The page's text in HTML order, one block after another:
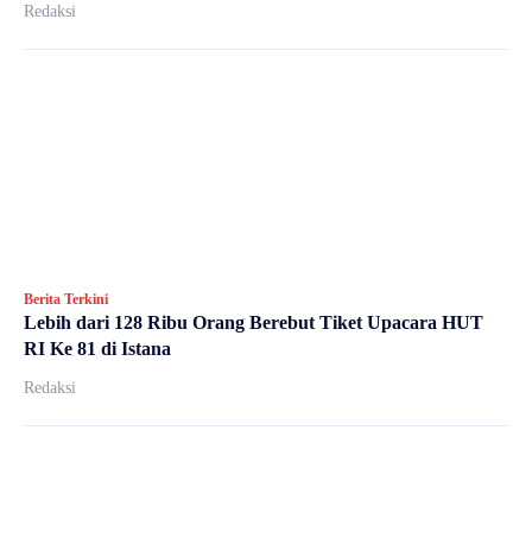
Redaksi
Berita Terkini
Lebih dari 128 Ribu Orang Berebut Tiket Upacara HUT
RI Ke 81 di Istana
Redaksi